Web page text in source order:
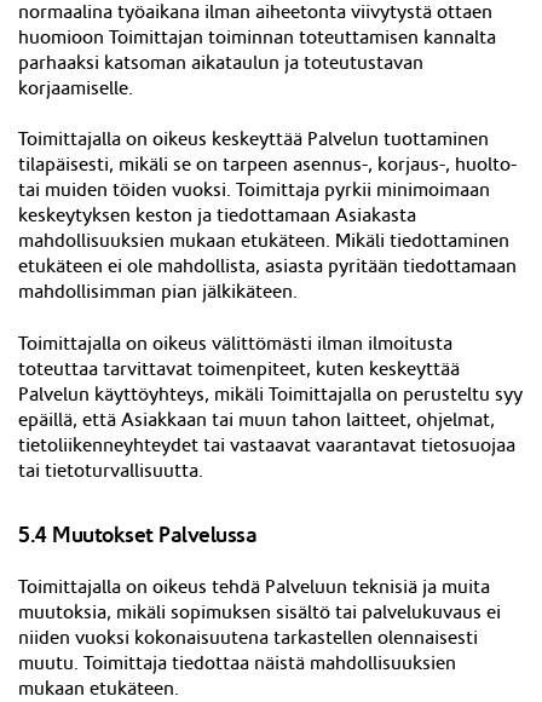
normaalina työaikana ilman aiheetonta viivytystä ottaen
huomioon Toimittajan toiminnan toteuttamisen kannalta
parhaaksi katsoman aikataulun ja toteutustavan
korjaamiselle.
Toimittajalla on oikeus keskeyttää Palvelun tuottaminen
tilapäisesti, mikäli se on tarpeen asennus-, korjaus-, huolto-
tai muiden töiden vuoksi. Toimittaja pyrkii minimoimaan
keskeytyksen keston ja tiedottamaan Asiakasta
mahdollisuuksien mukaan etukäteen. Mikäli tiedottaminen
etukäteen ei ole mahdollista, asiasta pyritään tiedottamaan
mahdollisimman pian jälkikäteen.
Toimittajalla on oikeus välittömästi ilman ilmoitusta
toteuttaa tarvittavat toimenpiteet, kuten keskeyttää
Palvelun käyttöyhteys, mikäli Toimittajalla on perusteltu syy
epäillä, että Asiakkaan tai muun tahon laitteet, ohjelmat,
tietoliikenneyhteydet tai vastaavat vaarantavat tietosuojaa
tai tietoturvallisuutta.
5.4Muutokset Palvelussa
Toimittajalla on oikeus tehdä Palveluun teknisiä ja muita
muutoksia, mikäli sopimuksen sisältö tai palvelukuvaus ei
niiden vuoksi kokonaisuutena tarkastellen olennaisesti
muutu. Toimittaja tiedottaa näistä mahdollisuuksien
mukaan etukäteen.